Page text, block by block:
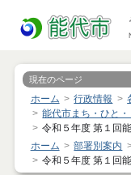
現在のページ
ホーム 行政情報
能代市まち・ひと
令和５年度 第１回
ホーム
部署別案内
令和５年度 第１回